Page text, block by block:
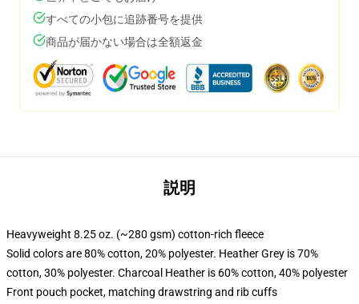
すべての小包に追跡番号を提供
商品が届かない場合は全額返金
説明
Heavyweight 8.25 oz. (~280 gsm) cotton-rich fleece
Solid colors are 80% cotton, 20% polyester. Heather Grey is 70%
cotton, 30% polyester. Charcoal Heather is 60% cotton, 40% polyester
Front pouch pocket, matching drawstring and rib cuffs